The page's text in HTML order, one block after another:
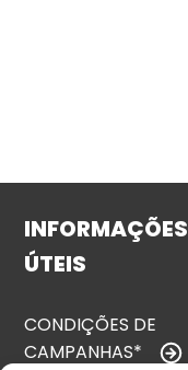
INFORMAÇÕES
ÚTEIS
CONDIÇÕES DE
CAMPANHAS*